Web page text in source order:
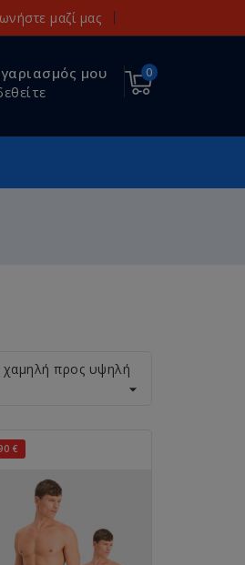
μαζί μας
μου
0
χαμηλή προς υψηλή

€